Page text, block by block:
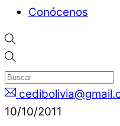
Conócenos
10/10/2011